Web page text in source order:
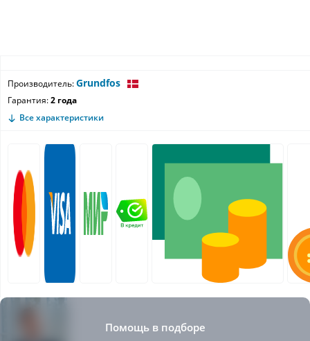
Производитель:Grundfos
Гарантия:2 года
Все характеристики
Помощь в подборе